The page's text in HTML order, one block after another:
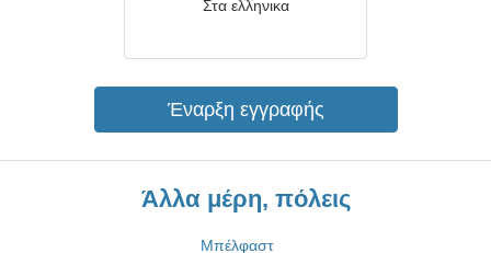
Στα ελληνικα
Έναρξη εγγραφής
Άλλα μέρη, πόλεις
Μπέλφαστ